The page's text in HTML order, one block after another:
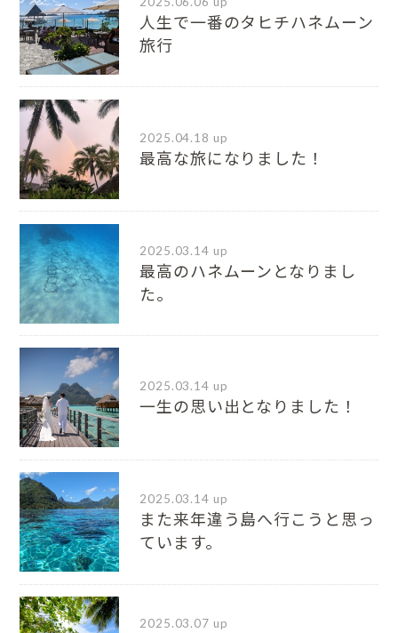
人生で一番のタヒチハネムーン
旅行
2025.04.18 up
最高な旅になりました！
2025.03.14 up
最高のハネムーンとなりまし
た。
2025.03.14 up
一生の思い出となりました！
2025.03.14 up
また来年違う島へ行こうと思っ
ています。
2025.03.07 up